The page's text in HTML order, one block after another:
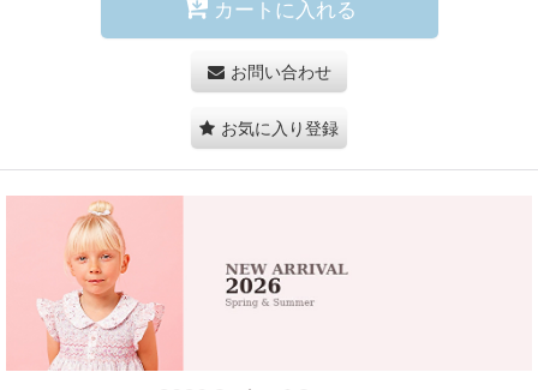
カートに入れる
お問い合わせ
お気に入り登録